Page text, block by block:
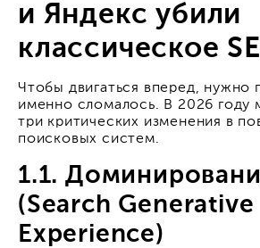
и Яндекс убили
классическое
Чтобы двигаться вперед, нужно
именно сломалось. В 2026 году
три критических изменения в
поисковых систем.
1.1.
(Search Generative
Experience)